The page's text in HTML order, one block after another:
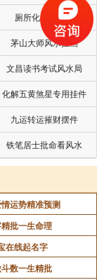
等
厕所化秽气煞套
茅山大师风水挂画
文昌读书考试风水局
化解五黄煞星专用挂件
九运转运摧财摆件
铁笔居士批命看风水
运势精准预测
批一生命理
在线起名字
数一生精批